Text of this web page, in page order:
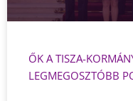
ŐK A TISZA-
LEGMEGOSZTÓBB